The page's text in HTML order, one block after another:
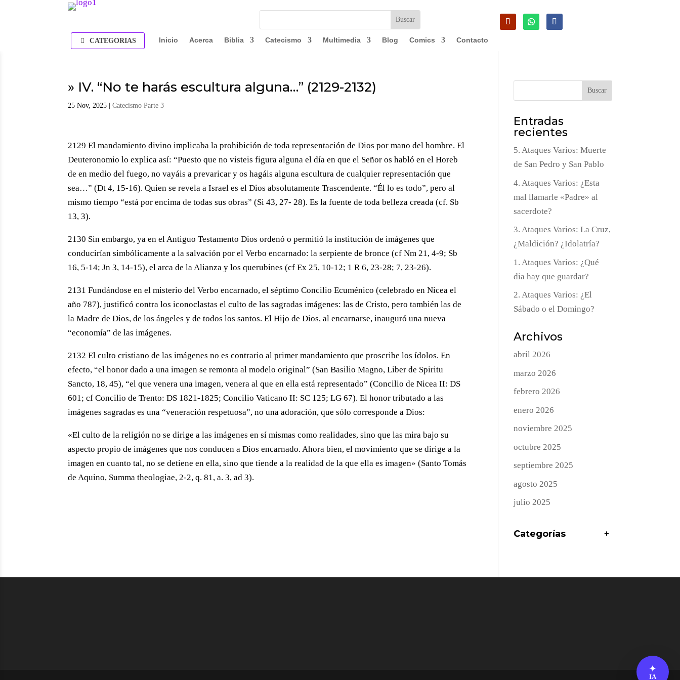
CATEGORIAS Inicio Acerca Biblia Catecismo Multimedia Blog Comics Contacto
» IV. “No te harás escultura alguna…” (2129-2132)
25 Nov, 2025 |Catecismo Parte 3
2129 El mandamiento divino implicaba la prohibición de toda representación de Dios por mano del hombre. El
Deuteronomio lo explica así: “Puesto que no visteis figura alguna el día en que el Señor os habló en el Horeb
de en medio del fuego, no vayáis a prevaricar y os hagáis alguna escultura de cualquier representación que
sea…” (Dt 4, 15-16). Quien se revela a Israel es el Dios absolutamente Trascendente. “Él lo es todo”, pero al
mismo tiempo “está por encima de todas sus obras” (Si 43, 27- 28). Es la fuente de toda belleza creada (cf. Sb
13, 3).
2130 Sin embargo, ya en el Antiguo Testamento Dios ordenó o permitió la institución de imágenes que
conducirían simbólicamente a la salvación por el Verbo encarnado: la serpiente de bronce (cf Nm 21, 4-9; Sb
16, 5-14; Jn 3, 14-15), el arca de la Alianza y los querubines (cf Ex 25, 10-12; 1 R 6, 23-28; 7, 23-26).
2131 Fundándose en el misterio del Verbo encarnado, el séptimo Concilio Ecuménico (celebrado en Nicea el
año 787), justificó contra los iconoclastas el culto de las sagradas imágenes: las de Cristo, pero también las de
la Madre de Dios, de los ángeles y de todos los santos. El Hijo de Dios, al encarnarse, inauguró una nueva
“economía” de las imágenes.
2132 El culto cristiano de las imágenes no es contrario al primer mandamiento que proscribe los ídolos. En
efecto, “el honor dado a una imagen se remonta al modelo original” (San Basilio Magno, Liber de Spiritu
Sancto, 18, 45), “el que venera una imagen, venera al que en ella está representado” (Concilio de Nicea II: DS
601; cf Concilio de Trento: DS 1821-1825; Concilio Vaticano II: SC 125; LG 67). El honor tributado a las
imágenes sagradas es una “veneración respetuosa”, no una adoración, que sólo corresponde a Dios:
«El culto de la religión no se dirige a las imágenes en sí mismas como realidades, sino que las mira bajo su
aspecto propio de imágenes que nos conducen a Dios encarnado. Ahora bien, el movimiento que se dirige a la
imagen en cuanto tal, no se detiene en ella, sino que tiende a la realidad de la que ella es imagen» (Santo Tomás
de Aquino, Summa theologiae, 2-2, q. 81, a. 3, ad 3).
Buscar
Entradas
recientes
5. Ataques Varios: Muerte
de San Pedro y San Pablo
4. Ataques Varios: ¿Esta
mal llamarle «Padre» al
sacerdote?
3. Ataques Varios: La Cruz,
¿Maldición? ¿Idolatría?
1. Ataques Varios: ¿Qué
dia hay que guardar?
2. Ataques Varios: ¿El
Sábado o el Domingo?
Archivos
abril 2026
marzo 2026
febrero 2026
enero 2026
noviembre 2025
octubre 2025
septiembre 2025
agosto 2025
julio 2025
Categorías +
✦
IA